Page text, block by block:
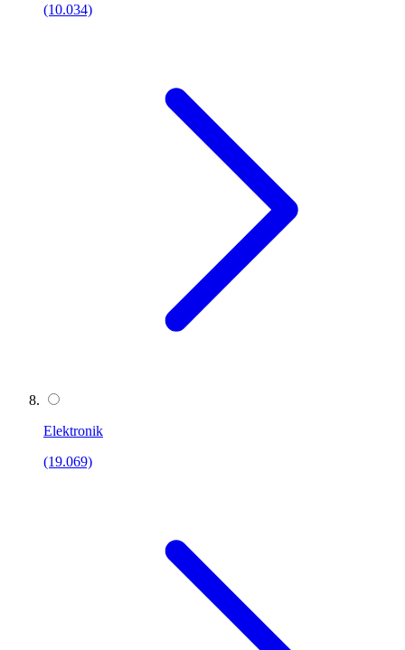
(10.034)
Elektronik
(19.069)